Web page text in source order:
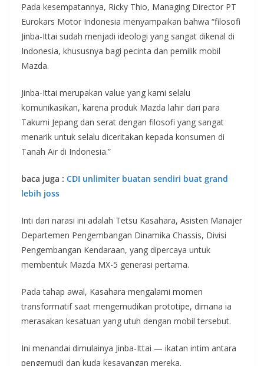
Pada kesempatannya, Ricky Thio, Managing Director PT
Eurokars Motor Indonesia menyampaikan bahwa “filosofi
Jinba-Ittai sudah menjadi ideologi yang sangat dikenal di
Indonesia, khususnya bagi pecinta dan pemilik mobil
Mazda.
Jinba-Ittai merupakan value yang kami selalu
komunikasikan, karena produk Mazda lahir dari para
Takumi Jepang dan serat dengan filosofi yang sangat
menarik untuk selalu diceritakan kepada konsumen di
Tanah Air di Indonesia.”
baca juga : CDI unlimiter buatan sendiri buat grand
lebih joss
Inti dari narasi ini adalah Tetsu Kasahara, Asisten Manajer
Departemen Pengembangan Dinamika Chassis, Divisi
Pengembangan Kendaraan, yang dipercaya untuk
membentuk Mazda MX-5 generasi pertama.
Pada tahap awal, Kasahara mengalami momen
transformatif saat mengemudikan prototipe, dimana ia
merasakan kesatuan yang utuh dengan mobil tersebut.
Ini menandai dimulainya Jinba-Ittai — ikatan intim antara
pengemudi dan kuda kesayangan mereka.